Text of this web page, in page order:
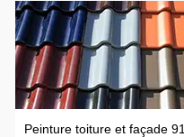
Peinture toiture et façade 91